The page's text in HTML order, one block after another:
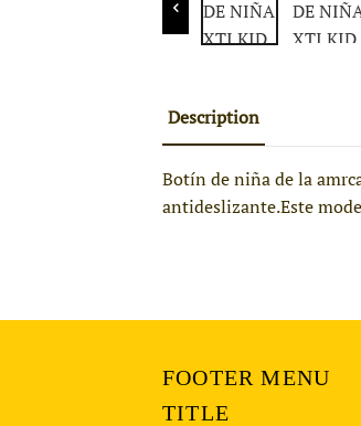
Description
Botín de niña de la
antideslizante.Este
FOOTER MENU
TITLE